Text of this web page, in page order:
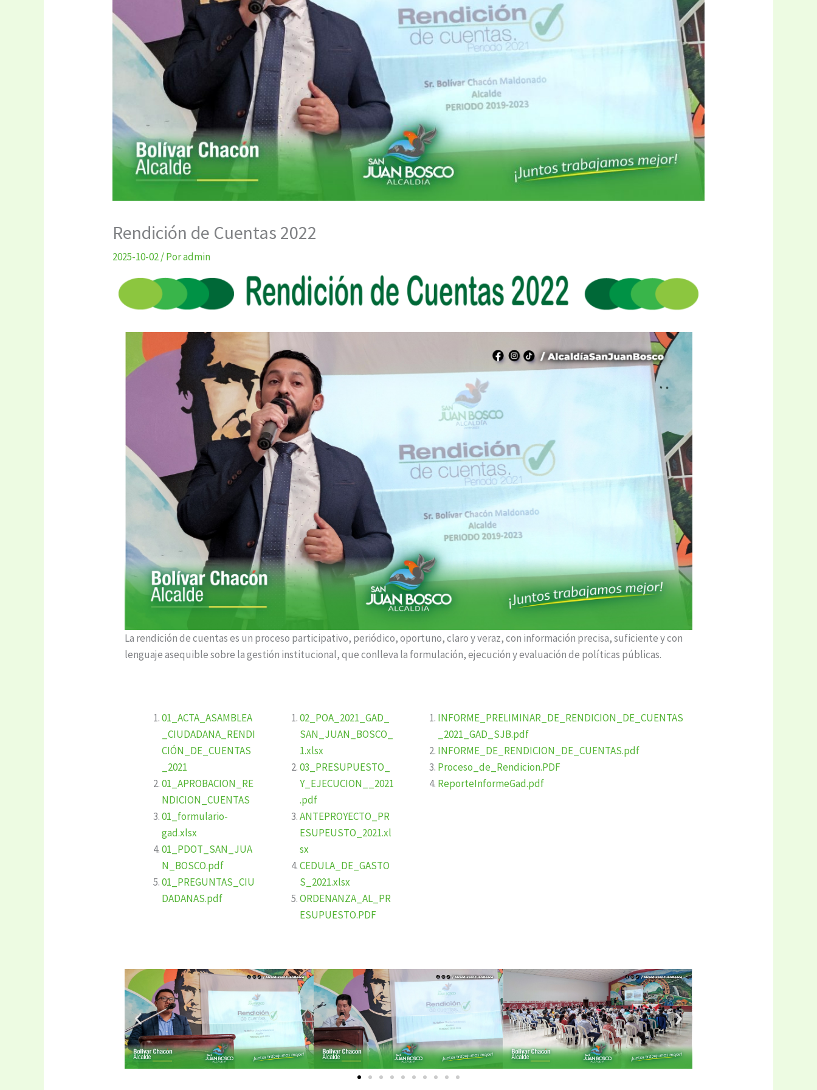
Rendición de Cuentas 2022
2025-10-02/ Poradmin
La rendición de cuentas es un proceso participativo, periódico, oportuno, claro y veraz, con información precisa, suficiente y con
lenguaje asequible sobre la gestión institucional, que conlleva la formulación, ejecución y evaluación de políticas públicas.
01_ACTA_ASAMBLEA
_CIUDADANA_RENDI
CIÓN_DE_CUENTAS
_2021
01_APROBACION_RE
NDICION_CUENTAS
01_formulario-
gad.xlsx
01_PDOT_SAN_JUA
N_BOSCO.pdf
01_PREGUNTAS_CIU
DADANAS.pdf
02_POA_2021_GAD_
SAN_JUAN_BOSCO_
1.xlsx
03_PRESUPUESTO_
Y_EJECUCION__2021
.pdf
ANTEPROYECTO_PR
ESUPEUSTO_2021.xl
sx
CEDULA_DE_GASTO
S_2021.xlsx
ORDENANZA_AL_PR
ESUPUESTO.PDF
INFORME_PRELIMINAR_DE_RENDICION_DE_CUENTAS
_2021_GAD_SJB.pdf
INFORME_DE_RENDICION_DE_CUENTAS.pdf
Proceso_de_Rendicion.PDF
ReporteInformeGad.pdf